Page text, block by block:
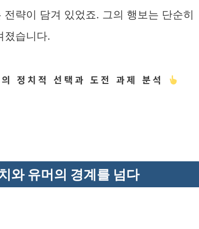
략이 담겨 있었죠. 그의 행보는 단순히
졌습니다.
정치적 선택과 도전 과제 분석
와 유머의 경계를 넘다